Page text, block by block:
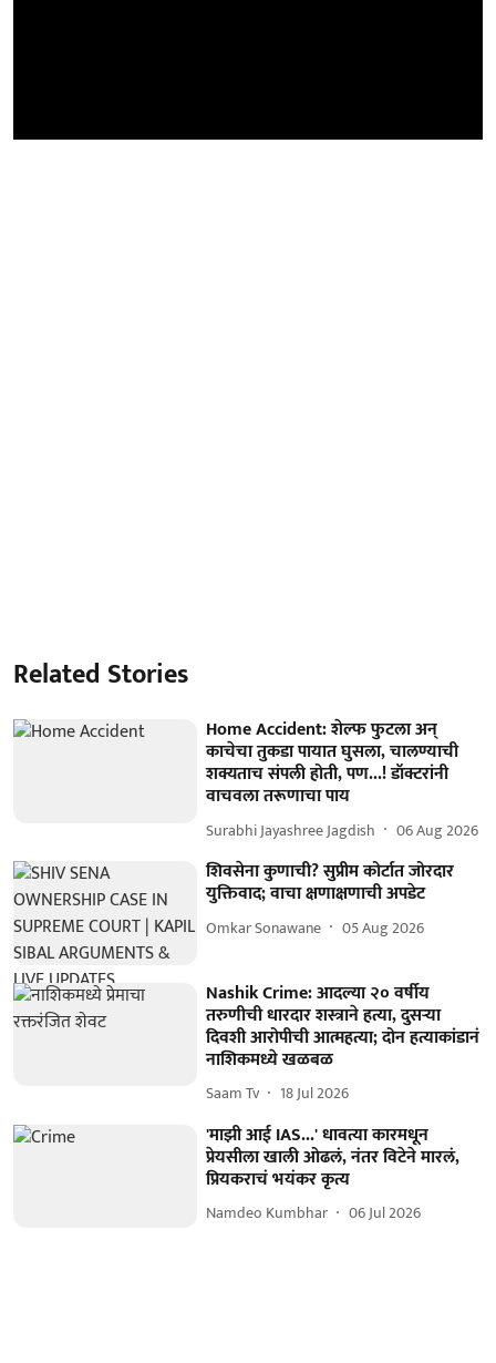
Related Stories
Home Accident: शेल्फ फुटला अन्
काचेचा तुकडा पायात घुसला, चालण्याची
शक्यताच संपली होती, पण...! डॉक्टरांनी
वाचवला तरूणाचा पाय
Surabhi Jayashree Jagdish 06 Aug 2026
शिवसेना कुणाची? सुप्रीम कोर्टात जोरदार
युक्तिवाद; वाचा क्षणाक्षणाची अपडेट
Omkar Sonawane 05 Aug 2026
Nashik Crime: आदल्या २० वर्षीय
तरुणीची धारदार शस्त्राने हत्या, दुसऱ्या
दिवशी आरोपीची आत्महत्या; दोन हत्याकांडानं
नाशिकमध्ये खळबळ
Saam Tv 18 Jul 2026
'माझी आई IAS...' धावत्या कारमधून
प्रेयसीला खाली ओढलं, नंतर विटेने मारलं,
प्रियकराचं भयंकर कृत्य
Namdeo Kumbhar 06 Jul 2026